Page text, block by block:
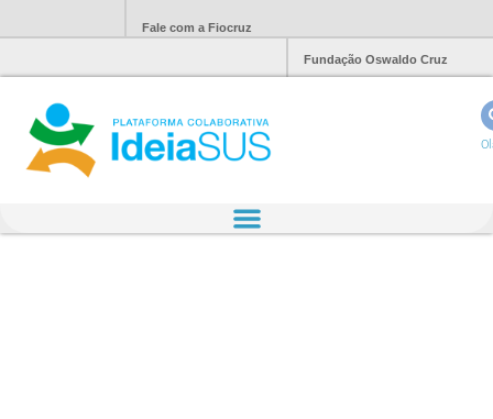
Fale com a Fiocruz
Fundação Oswaldo Cruz